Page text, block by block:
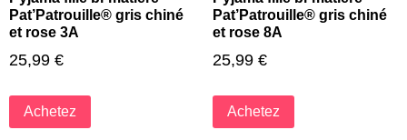
Pat’Patrouille® gris chiné
et rose 3A
25,99 €
Achetez
Pat’Patrouille® gris chiné
et rose 8A
25,99 €
Achetez